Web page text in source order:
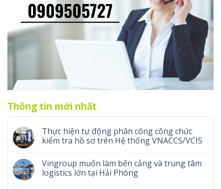
Thông tin mới nhất
Thực hiện tự động phân công công chức
kiểm tra hồ sơ trên Hệ thống VNACCS/VCIS
Vingroup muốn làm bến cảng và trung tâm
logistics lớn tại Hải Phòng